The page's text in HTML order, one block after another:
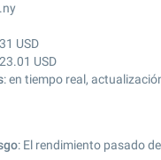
USD
USD
: en tiempo real,
: El rendimiento pasado